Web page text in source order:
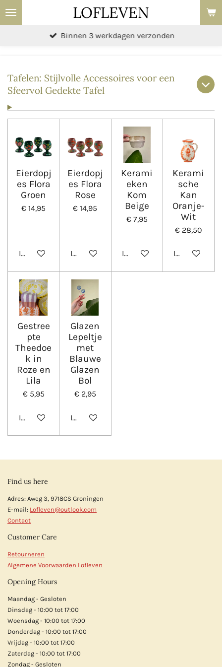
Ga
direct
LOFLEVEN
Binnen 3 werkdagen verzonden
Tafelen: Stijlvolle Accessoires voor een
Sfeervol Gedekte Tafel
Eierdopj
es Flora
Groen
€ 14,95
In winkelwagen
Eierdopj
es Flora
Rose
€ 14,95
In winkelwagen
Kerami
eken
Kom
Beige
€ 7,95
In winkelwagen
Kerami
sche
Kan
Oranje-
Wit
€ 28,50
In
Gestree
pte
Theedoe
k in
Roze en
Lila
€ 5,95
In winkelwagen
Glazen
Lepeltje
met
Blauwe
Glazen
Bol
€ 2,95
In winkelwagen
Find us here
Adres: Aweg 3, 9718CS Groningen
E-mail: Lofleven@outlook.com
Contact
Customer Care
Retourneren
Algemene Voorwaarden Lofleven
Opening Hours
Maandag - Gesloten
Dinsdag - 10:00 tot 17:00
Woensdag - 10:00 tot 17:00
Donderdag - 10:00 tot 17:00
Vrijdag - 10:00 tot 17:00
Zaterdag - 10:00 tot 17:00
Zondag - Gesloten